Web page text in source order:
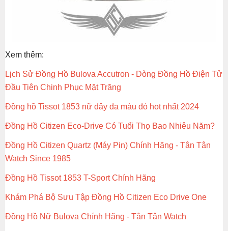
Xem thêm:
Lịch Sử Đồng Hồ Bulova Accutron - Dòng Đồng Hồ Điện Tử
Đầu Tiên Chinh Phục Mặt Trăng
Đồng hồ Tissot 1853 nữ dây da màu đỏ hot nhất 2024
Đồng Hồ Citizen Eco-Drive Có Tuổi Thọ Bao Nhiêu Năm?
Đồng Hồ Citizen Quartz (Máy Pin) Chính Hãng - Tân Tân
Watch Since 1985
Đồng Hồ Tissot 1853 T-Sport Chính Hãng
Khám Phá Bộ Sưu Tập Đồng Hồ Citizen Eco Drive One
Đồng Hồ Nữ Bulova Chính Hãng - Tân Tân Watch